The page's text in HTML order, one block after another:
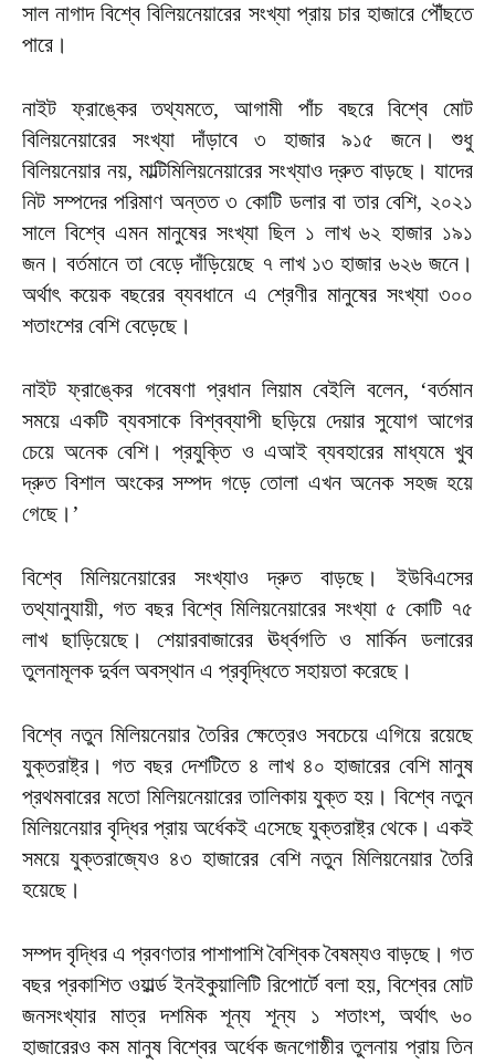
সাল নাগাদ বিশ্বে বিলিয়নেয়ারের সংখ্যা প্রায় চার হাজারে পৌঁছতে
পারে।
নাইট ফ্রাঙ্কের তথ্যমতে, আগামী পাঁচ বছরে বিশ্বে মোট
বিলিয়নেয়ারের সংখ্যা দাঁড়াবে ৩ হাজার ৯১৫ জনে। শুধু
বিলিয়নেয়ার নয়, মাল্টিমিলিয়নেয়ারের সংখ্যাও দ্রুত বাড়ছে। যাদের
নিট সম্পদের পরিমাণ অন্তত ৩ কোটি ডলার বা তার বেশি, ২০২১
সালে বিশ্বে এমন মানুষের সংখ্যা ছিল ১ লাখ ৬২ হাজার ১৯১
জন। বর্তমানে তা বেড়ে দাঁড়িয়েছে ৭ লাখ ১৩ হাজার ৬২৬ জনে।
অর্থাৎ কয়েক বছরের ব্যবধানে এ শ্রেণীর মানুষের সংখ্যা ৩০০
শতাংশের বেশি বেড়েছে।
নাইট ফ্রাঙ্কের গবেষণা প্রধান লিয়াম বেইলি বলেন, ‘বর্তমান
সময়ে একটি ব্যবসাকে বিশ্বব্যাপী ছড়িয়ে দেয়ার সুযোগ আগের
চেয়ে অনেক বেশি। প্রযুক্তি ও এআই ব্যবহারের মাধ্যমে খুব
দ্রুত বিশাল অংকের সম্পদ গড়ে তোলা এখন অনেক সহজ হয়ে
গেছে।’
বিশ্বে মিলিয়নেয়ারের সংখ্যাও দ্রুত বাড়ছে। ইউবিএসের
তথ্যানুযায়ী, গত বছর বিশ্বে মিলিয়নেয়ারের সংখ্যা ৫ কোটি ৭৫
লাখ ছাড়িয়েছে। শেয়ারবাজারের ঊর্ধ্বগতি ও মার্কিন ডলারের
তুলনামূলক দুর্বল অবস্থান এ প্রবৃদ্ধিতে সহায়তা করেছে।
বিশ্বে নতুন মিলিয়নেয়ার তৈরির ক্ষেত্রেও সবচেয়ে এগিয়ে রয়েছে
যুক্তরাষ্ট্র। গত বছর দেশটিতে ৪ লাখ ৪০ হাজারের বেশি মানুষ
প্রথমবারের মতো মিলিয়নেয়ারের তালিকায় যুক্ত হয়। বিশ্বে নতুন
মিলিয়নেয়ার বৃদ্ধির প্রায় অর্ধেকই এসেছে যুক্তরাষ্ট্র থেকে। একই
সময়ে যুক্তরাজ্যেও ৪৩ হাজারের বেশি নতুন মিলিয়নেয়ার তৈরি
হয়েছে।
সম্পদ বৃদ্ধির এ প্রবণতার পাশাপাশি বৈশ্বিক বৈষম্যও বাড়ছে। গত
বছর প্রকাশিত ওয়ার্ল্ড ইনইকুয়ালিটি রিপোর্টে বলা হয়, বিশ্বের মোট
জনসংখ্যার মাত্র দশমিক শূন্য শূন্য ১ শতাংশ, অর্থাৎ ৬০
হাজারেরও কম মানুষ বিশ্বের অর্ধেক জনগোষ্ঠীর তুলনায় প্রায় তিন